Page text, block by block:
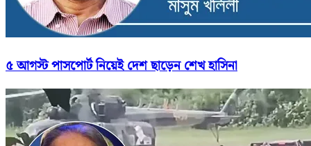
৫ আগস্ট পাসপোর্ট নিয়েই দেশ ছাড়েন শেখ হাসিনা